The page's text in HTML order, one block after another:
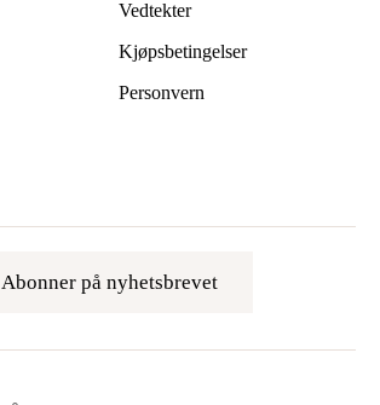
Vedtekter
Kjøpsbetingelser
Personvern
Abonner på nyhetsbrevet